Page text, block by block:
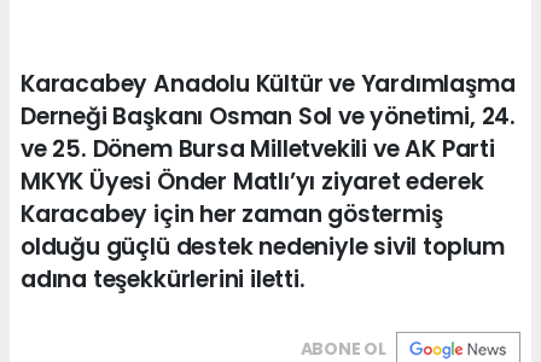
Karacabey Anadolu Kültür ve Yardımlaşma
Derneği Başkanı Osman Sol ve yönetimi, 24.
ve 25. Dönem Bursa Milletvekili ve AK Parti
MKYK Üyesi Önder Matlı’yı ziyaret ederek
Karacabey için her zaman göstermiş
olduğu güçlü destek nedeniyle sivil toplum
adına teşekkürlerini iletti.
ABONE OL